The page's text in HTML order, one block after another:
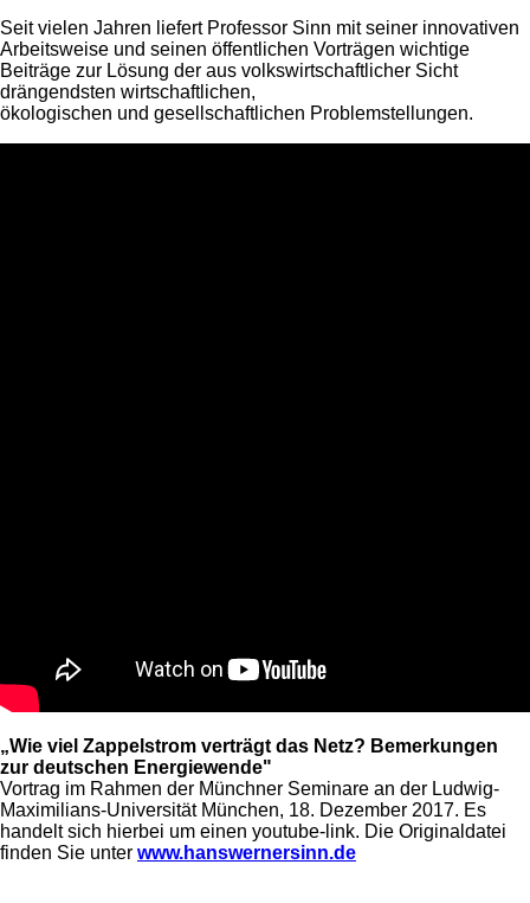
Seit vielen Jahren liefert Professor Sinn mit seiner innovativen
Arbeitsweise und seinen öffentlichen Vorträgen wichtige
Beiträge zur Lösung der aus volkswirtschaftlicher Sicht
drängendsten wirtschaftlichen,
ökologischen und gesellschaftlichen Problemstellungen.
„Wie viel Zappelstrom verträgt das Netz? Bemerkungen
zur deutschen Energiewende"
Vortrag im Rahmen der Münchner Seminare an der Ludwig-
Maximilians-Universität München, 18. Dezember 2017. Es
handelt sich hierbei um einen youtube-link. Die Originaldatei
finden Sie unter www.hanswernersinn.de